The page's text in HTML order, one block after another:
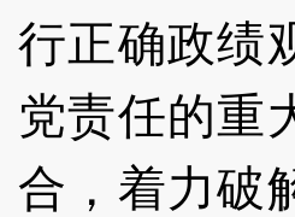
行正确政绩
党责任的重
合，着力破